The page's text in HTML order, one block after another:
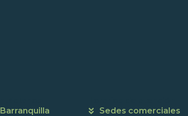
Barranquilla
Sedes comerciales